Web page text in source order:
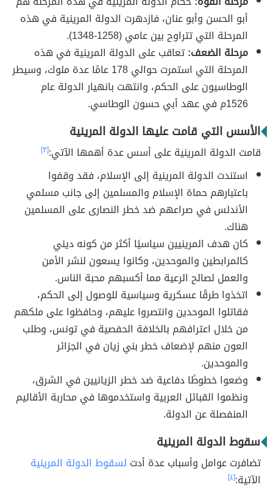
أبو الحسن وأبو عنان، فازدهرت الدولة المرينية في هذه
المرحلة التي تتراوح بين عامي (1258-1348).
مرحلة الضعف:تعاقب على الدولة المرينية في هذه
المرحلة التي استمرت حوالي 178 عامًا عدة ملوك، وسيطر
الوطاسيون على الحكم، وانتهت بانهيار الدولة عام
1526م في عهد أبي حسون الوطاسي.
الأسس التي قامت عليها الدولة المرينية
قامت الدولة المرينية على أسس عدة أهمها الآتي:[٣]
استندت الدولة المرينية إلى الإسلام، فقد وقفوا
باعتبارهم حماة الإسلام والمسلمين إلى جانب مسلمي
الأندلس في صراعهم ضد خطر النصارى على المسلمين
هناك.
كان هدف المرينيين سياسيًا أكثر من كونه ديني
كالمرابطين والموحدين، وكانوا يسعون لنشر الأمن
والعمل لصالح الرعية مما أكسبهم محبة الناس.
اتخذوا طرقًا عسكرية وسياسية للوصول إلى الحكم،
فقاتلوا الموحدين وانتصروا عليهم، وحافظوا على ملكهم
من خلال اعترافهم بالخلافة الحفصية في تونس، وطلب
العون منهم لإضعاف خطر بني زيان في الجزائر
والموحدين.
وضعوا خطوطًا دفاعية ضد خطر الزيانيين في الشرق،
ونظموا القبائل العربية واستخدموها في محاربة الأقاليم
المنفصلة عن الدولة.
سقوط الدولة المرينية
تضافرت عوامل وأسباب عدة أدت لسقوط الدولة المرينية
الآتية:[٤]